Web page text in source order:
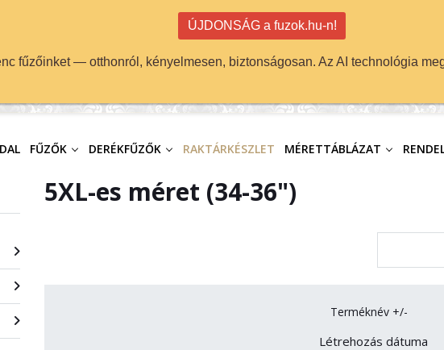
FŰZŐK DERÉKFŰZŐK RAKTÁRKÉSZLET MÉRETTÁBLÁZAT
5XL-es méret (34-36")
Terméknév +/-
Létrehozás dátuma
ÚJDONSÁG a fuzok.hu-n!
fűzőinket — otthonról, kényelmesen, biztonságosan. Az AI technológia